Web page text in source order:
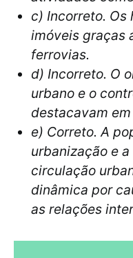
c) Incorreto. Os
imóveis graças
ferrovias.
d) Incorreto. O
urbano e o
destacavam em
e) Correto. A
urbanização e
circulação
dinâmica por
as relações